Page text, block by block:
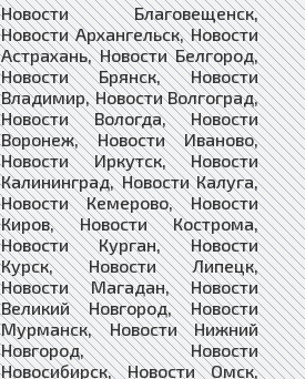
Новости Благовещенск,
Новости Архангельск, Новости
Астрахань, Новости Белгород,
Новости Брянск, Новости
Владимир, Новости Волгоград,
Новости Вологда, Новости
Воронеж, Новости Иваново,
Новости Иркутск, Новости
Калининград, Новости Калуга,
Новости Кемерово, Новости
Киров, Новости Кострома,
Новости Курган, Новости
Курск, Новости Липецк,
Новости Магадан, Новости
Великий Новгород, Новости
Мурманск, Новости Нижний
Новгород, Новости
Новосибирск, Новости Омск,